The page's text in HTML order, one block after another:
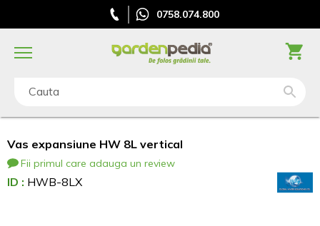
0758.074.800
Cauta
Vas expansiune HW 8L vertical
Fii primul care adauga un review
ID : HWB-8LX